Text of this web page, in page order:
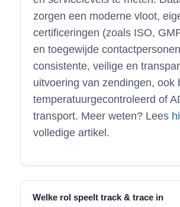
zorgen een moderne vloot,
certificeringen (zoals ISO,
en toegewijde
consistente, veilige en
uitvoering van zendingen, ook
temperatuurgecontroleerd of
transport. Meer weten? Lees
volledige artikel.
Welke rol speelt track & trace in